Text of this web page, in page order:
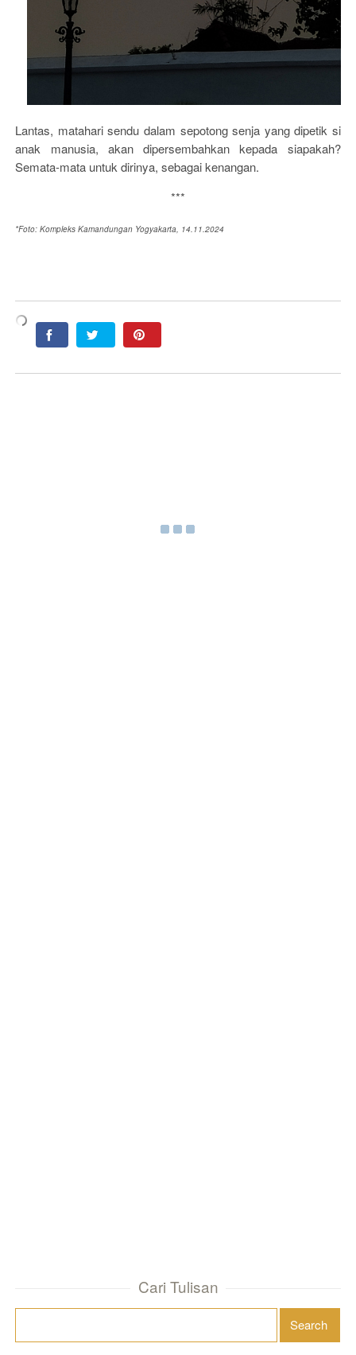
Lantas, matahari sendu dalam sepotong senja yang dipetik si
anak manusia, akan dipersembahkan kepada siapakah?
Semata-mata untuk dirinya, sebagai kenangan.
***
*Foto: Kompleks Kamandungan Yogyakarta, 14.11.2024
Cari Tulisan